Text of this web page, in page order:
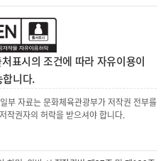
표시의 조건에 따라 자유이용이
합니다.
부 자료는 문화체육관광부가 저작권 전부를
작권자의 허락을 받으셔야 합니다.